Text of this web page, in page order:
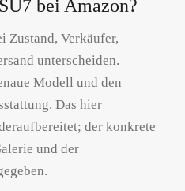
bei Amazon?
Zustand, Verkäufer,
unterscheiden.
Modell und den
Das hier
der konkrete
und der